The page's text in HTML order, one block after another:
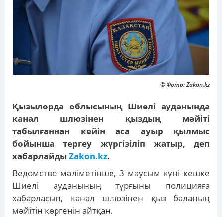
© Фото: Zakon.kz
Қызылорда облысының Шиелі ауданында
канал шлюзінен қыздың мәйіті
табылғаннан кейін аса ауыр қылмыс
бойынша тергеу жүргізіліп жатыр, деп
хабарлайдыZakon.kz.
Ведомство мәліметінше, 3 маусым күні кешке
Шиелі ауданының тұрғыны полицияға
хабарласып, канал шлюзінен қыз баланың
мәйітін көргенін айтқан.